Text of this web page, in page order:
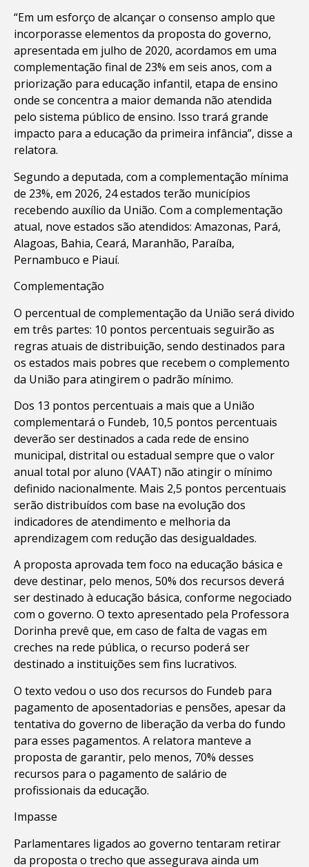
“Em um esforço de alcançar o consenso amplo que
incorporasse elementos da proposta do governo,
apresentada em julho de 2020, acordamos em uma
complementação final de 23% em seis anos, com a
priorização para educação infantil, etapa de ensino
onde se concentra a maior demanda não atendida
pelo sistema público de ensino. Isso trará grande
impacto para a educação da primeira infância”, disse a
relatora.
Segundo a deputada, com a complementação mínima
de 23%, em 2026, 24 estados terão municípios
recebendo auxílio da União. Com a complementação
atual, nove estados são atendidos: Amazonas, Pará,
Alagoas, Bahia, Ceará, Maranhão, Paraíba,
Pernambuco e Piauí.
Complementação
O percentual de complementação da União será divido
em três partes: 10 pontos percentuais seguirão as
regras atuais de distribuição, sendo destinados para
os estados mais pobres que recebem o complemento
da União para atingirem o padrão mínimo.
Dos 13 pontos percentuais a mais que a União
complementará o Fundeb, 10,5 pontos percentuais
deverão ser destinados a cada rede de ensino
municipal, distrital ou estadual sempre que o valor
anual total por aluno (VAAT) não atingir o mínimo
definido nacionalmente. Mais 2,5 pontos percentuais
serão distribuídos com base na evolução dos
indicadores de atendimento e melhoria da
aprendizagem com redução das desigualdades.
A proposta aprovada tem foco na educação básica e
deve destinar, pelo menos, 50% dos recursos deverá
ser destinado à educação básica, conforme negociado
com o governo. O texto apresentado pela Professora
Dorinha prevê que, em caso de falta de vagas em
creches na rede pública, o recurso poderá ser
destinado a instituições sem fins lucrativos.
O texto vedou o uso dos recursos do Fundeb para
pagamento de aposentadorias e pensões, apesar da
tentativa do governo de liberação da verba do fundo
para esses pagamentos. A relatora manteve a
proposta de garantir, pelo menos, 70% desses
recursos para o pagamento de salário de
profissionais da educação.
Impasse
Parlamentares ligados ao governo tentaram retirar
da proposta o trecho que assegurava ainda um